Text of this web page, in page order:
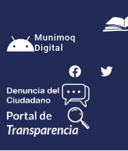
Munimoq
Digital